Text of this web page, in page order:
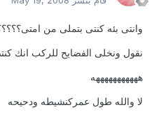
وانتى بئه كنتى بتملى من
نقول ونخلى الفضايح للركب انك
هههههههههههه
لا والله طول عمركنشيطه ودحيحه